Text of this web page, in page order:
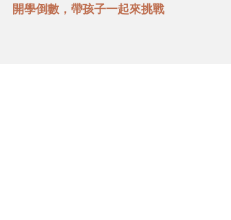
開學倒數，帶孩子一起來挑戰